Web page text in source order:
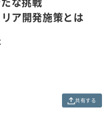
1
0
0
0
ア開発施策とは
共有する